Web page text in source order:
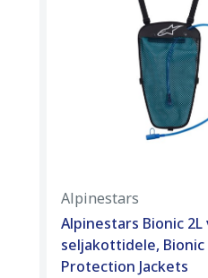
Alpinestars
Alpinestars Bionic
seljakottidele, Bionic
Protection Jackets